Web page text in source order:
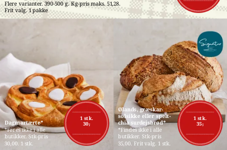
Flere varianter. 390-500 g. Kg-pris maks. 51,28.
Frit valg. 1 pakke
1 stk.
30,-
Dagmartærte*
*Føres ikke i alle
butikker. Stk-pris
30,00. 1 stk.
1 stk.
35,-
Ølands, græskar-
solsikke eller spelt-
chia surdejsbrød*
*Findes ikke i alle
butikker. Stk-pris
35,00. Frit valg. 1 stk.